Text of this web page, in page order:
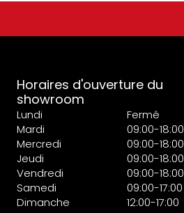
Horaires d'ouverture du
showroom
Lundi
Fermé
Mardi
09:00-18:00
Mercredi
09:00-18:00
Jeudi
09:00-18:00
Vendredi
09:00-18:00
Samedi
09:00-17:00
Dimanche
12:00-17:00